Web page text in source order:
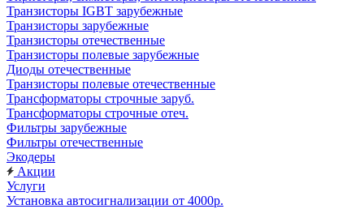
Транзисторы IGBT зарубежные
Транзисторы зарубежные
Транзисторы отечественные
Транзисторы полевые зарубежные
Диоды отечественные
Транзисторы полевые отечественные
Трансформаторы строчные заруб.
Трансформаторы строчные отеч.
Фильтры зарубежные
Фильтры отечественные
Экодеры
Акции
Услуги
Установка автосигнализации от 4000р.